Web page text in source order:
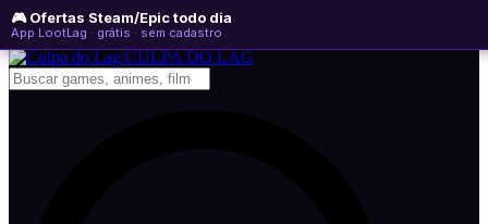
🎮 Ofertas Steam/Epic todo dia
App LootLag · grátis · sem cadastro
domingo, 09 de agosto de 2026 WhatsApp
Newsletter
CULPA DO LAG